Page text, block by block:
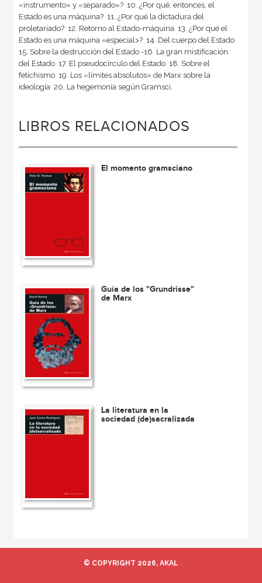
«instrumento» y «separado»?  10. ¿Por qué, entonces, el
Estado es una máquina?  11. ¿Por qué la dictadura del
proletariado?  12. Retorno al Estado-máquina  13. ¿Por qué el
Estado es una máquina «especial>?  14. Del cuerpo del Estado 
15. Sobre la destrucción del Estado -16. La gran mistificación
del Estado  17. El pseudocírculo del Estado  18. Sobre el
fetichismo  19. Los «límites absolutos» de Marx sobre la
ideología  20. La hegemonía según Gramsci.
LIBROS RELACIONADOS
El momento gramsciano
Guía de los "Grundrisse"
de Marx
La literatura en la
sociedad (de)sacralizada
© COPYRIGHT 2026, AKAL